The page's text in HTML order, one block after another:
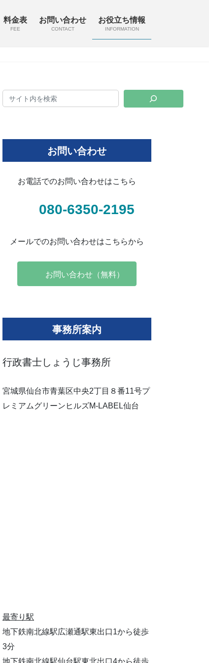
料金表
FEE
お問い合わせ
CONTACT
お役立ち情報
INFORMATION
お問い合わせ
お電話でのお問い合わせはこちら
080-6350-2195
メールでのお問い合わせはこちらから
お問い合わせ（無料）
事務所案内
行政書士しょうじ事務所
宮城県仙台市青葉区中央2丁目８番11号プ
レミアムグリーンヒルズM-LABEL仙台
最寄り駅
地下鉄南北線駅広瀬通駅東出口1から徒歩
3分
地下鉄南北線駅仙台駅東北出口4から徒歩